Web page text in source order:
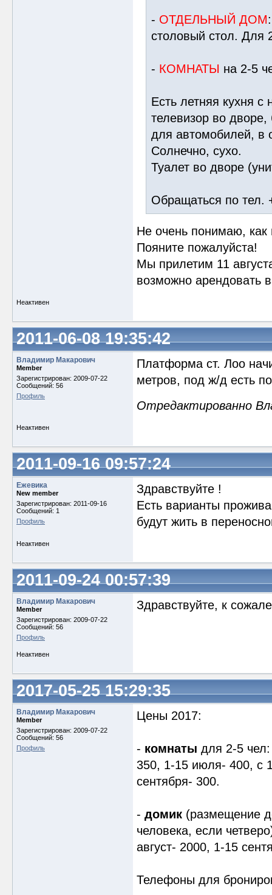
- ОТДЕЛЬНЫЙ ДОМ
столовый стол. Для
- КОМНАТЫ на 2-5
Есть летняя кухня
телевизор во
для автомобилей, в
Солнечно, сухо.
Туалет во дворе
Обращаться по тел.
Не очень понимаю, как
Пояните пожалуйста!
Мы прилетим 11
возможно арендовать
Неактивен
2011-06-08 19:35:42
Владимир Макарович
Member
Зарегистрирован: 2009-07-22
Сообщений: 56
Профиль
Платформа ст. Лоо
метров, под ж/д есть
Отредактированно
Неактивен
2011-09-16 09:57:24
Ежевика
New member
Зарегистрирован: 2011-09-16
Сообщений: 1
Профиль
Здравствуйте !
Есть варианты
будут жить в
Неактивен
2011-09-24 00:57:39
Владимир Макарович
Member
Зарегистрирован: 2009-07-22
Сообщений: 56
Профиль
Здравствуйте, к
Неактивен
2017-05-25 15:29:35
Владимир Макарович
Member
Зарегистрирован: 2009-07-22
Сообщений: 56
Профиль
Цены 2017:
- комнаты для 2-5
350, 1-15 июля- 400, с
сентября- 300.
- домик (размещение
человека, если
август- 2000, 1-15
Телефоны для